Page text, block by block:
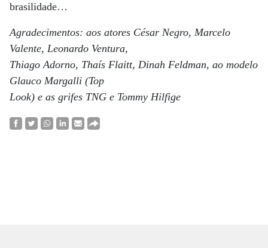
brasilidade…
Agradecimentos: aos atores César Negro, Marcelo
Valente, Leonardo Ventura,
Thiago Adorno, Thaís Flaitt, Dinah Feldman, ao modelo
Glauco Margalli (Top
Look) e as grifes TNG e Tommy Hilfige